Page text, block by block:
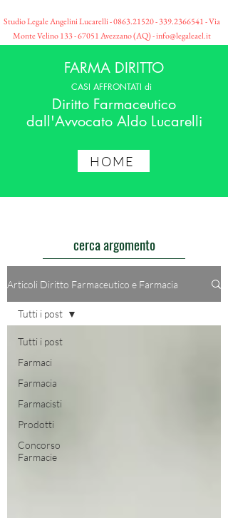
Studio Legale Angelini Lucarelli -0863.21520 - 339.2366541 - Via
Monte Velino133 - 67051Avezzano (AQ) -info@legaleael.it
FARMA DIRITTO
CASI AFFRONTATI di
Diritto Farmaceutico
dall'Avvocato Aldo Lucarelli
HOME
cerca argomento
Articoli Diritto Farmaceutico e Farmacia
Tutti i post
Farmaci
Farmacia
Farmacisti
Prodotti
Concorso
Farmacie
Tutti i post